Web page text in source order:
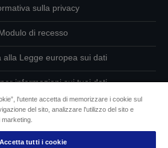
sulla privacy
di recesso
alla Legge europea sui dati
informazioni sui tuoi dati
sui cookie
di Epson per l’accessibilità
l'utente accetta di memorizzare i cookie sul
del sito, analizzare l'utilizzo del sito e
Accetta tutti i cookie